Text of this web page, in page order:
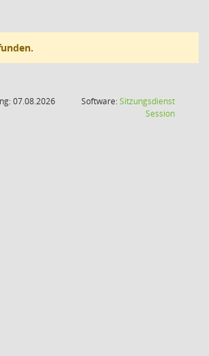
07.08.2026
Software:Sitzungsdienst
Session(Wird in